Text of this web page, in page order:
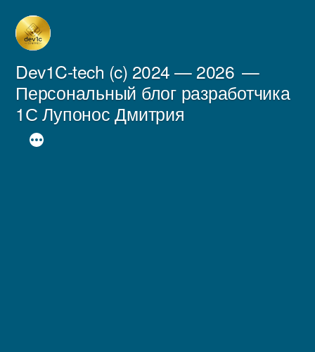
Перейти
содержимому
Dev1C-tech (c) 2024 — 2026
Персональный блог разработчика
1С Лупонос Дмитрия